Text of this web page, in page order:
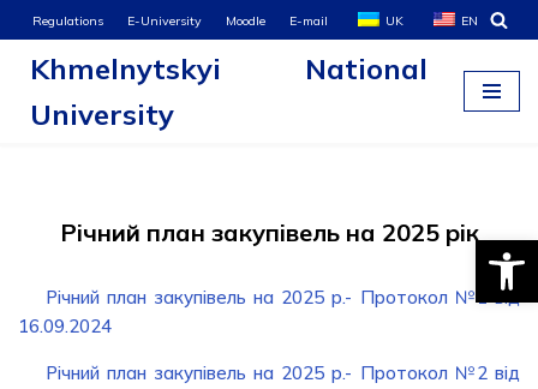
Skip
content
Regulations E-University Moodle E-mail UK EN
Khmelnytskyi National
University
Річний план закупівель на 2025 рік
Річний план закупівель на 2025 р.- Протокол №1 від
16.09.2024
Річний план закупівель на 2025 р.- Протокол №2 від